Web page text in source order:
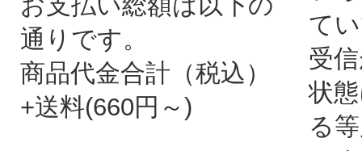
通りです。
商品代金合計（税込）
+送料(660円～)
て
受
状
る